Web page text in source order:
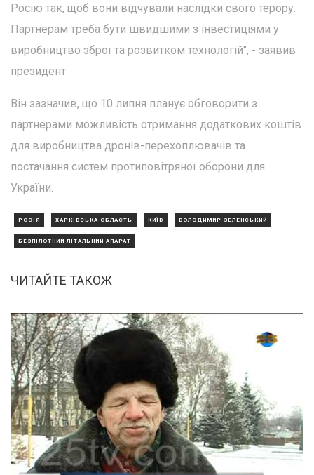
Росію так, щоб вони відчували наслідки свого терору.
Партнерам треба бути швидшими з інвестиціями у
виробництво зброї та розвитком технологій", - заявив
президент.
Він зазначив, що 10 липня планує обговорити з
партнерами можливість отримання додаткових коштів
для виробництва дронів-перехоплювачів та
постачання систем протиповітряної оборони для
України.
РОСІЯ ХАРКІВСЬКА ОБЛАСТЬ КИЇВ ВОЛОДИМИР ЗЕЛЕНСЬКИЙ
БЕЗПІЛОТНИЙ ЛІТАЛЬНИЙ АПАРАТ
ЧИТАЙТЕ ТАКОЖ